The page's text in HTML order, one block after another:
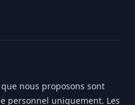
nous proposons sont
personnel uniquement. Les